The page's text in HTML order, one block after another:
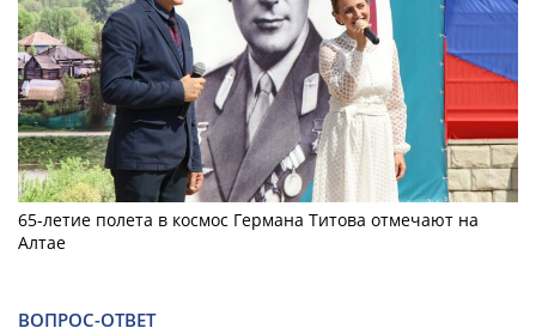
65-летие полета в космос Германа Титова отмечают на
Алтае
ВОПРОС-ОТВЕТ